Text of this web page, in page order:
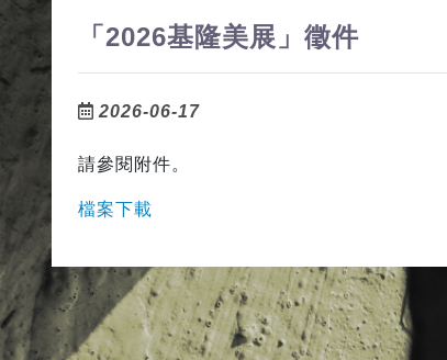
「2026基隆美展」徵件
2026-06-17
請參閱附件。
檔案下載